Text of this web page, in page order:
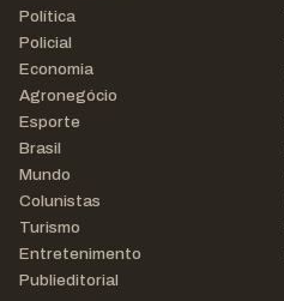
Política
Policial
Economia
Agronegócio
Esporte
Brasil
Mundo
Colunistas
Turismo
Entretenimento
Publieditorial